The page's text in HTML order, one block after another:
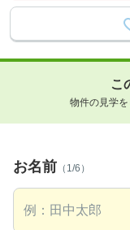
こ
物件の見学
お名前 （1/6）